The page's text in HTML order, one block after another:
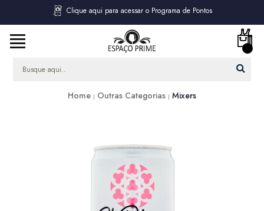
Clique aqui para acessar o Programa de Pontos
Home Outras Categorias Mixers